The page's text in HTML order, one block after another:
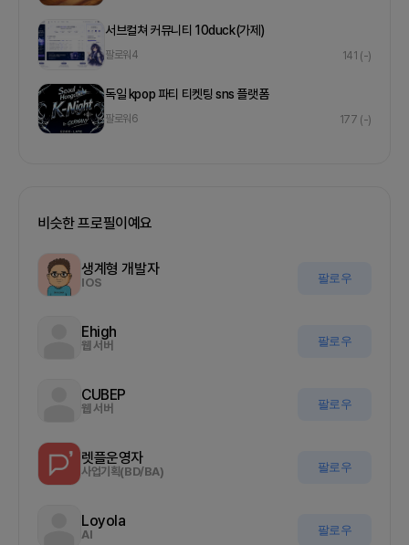
서브컬쳐 커뮤니티 10duck(가제)
팔로워 4 141 (-)
독일 kpop 파티 티켓팅 sns 플랫폼
팔로워 6 177 (-)
비슷한 프로필이예요
생계형 개발자
IOS 팔로우
Ehigh
웹 서버 팔로우
CUBEP
웹 서버 팔로우
렛플운영자
사업기획(BD/BA) 팔로우
Loyola
AI 팔로우